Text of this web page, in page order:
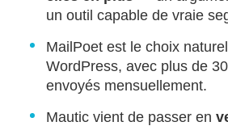
un outil capable de vraie
MailPoet est le choix
WordPress, avec plus de
envoyés mensuellement.
Mautic vient de passer en